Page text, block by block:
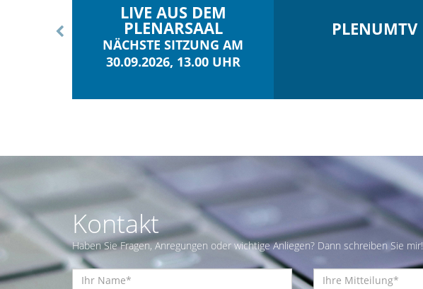
LIVE AUS DEM
PLENARSAAL
NÄCHSTE SITZUNG AM
30.09.2026, 13.00 UHR
PLENUMTV
Kontakt
Haben Sie Fragen, Anregungen oder wichtige Anliegen? Dann schreiben Sie mir!